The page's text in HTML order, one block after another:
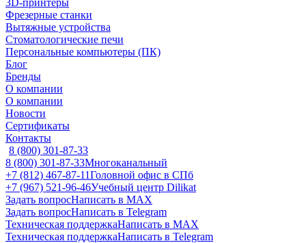
3D-принтеры
Фрезерные станки
Вытяжные устройства
Стоматологические печи
Персональные компьютеры (ПК)
Блог
Бренды
О компании
О компании
Новости
Сертификаты
Контакты
8 (800) 301-87-33
8 (800) 301-87-33Многоканальный
+7 (812) 467-87-11Головной офис в СПб
+7 (967) 521-96-46Учебный центр Dilikat
Задать вопросНаписать в MAX
Задать вопросНаписать в Telegram
Техническая поддержкаНаписать в MAX
Техническая поддержкаНаписать в Telegram